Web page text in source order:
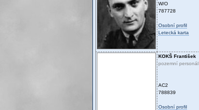
W/O
787728
Osobní profil
Letecká karta
KOKŠ František
pozemní personál
AC2
788839
Osobní profil